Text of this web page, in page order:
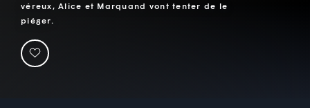
véreux, Alice et Marquand vont tenter de le
piéger.